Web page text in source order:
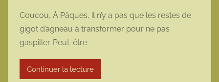
r
m
r
Coucou, À Pâques, il n’y a pas que les restes de
gigot d’agneau à transformer pour ne pas
gaspiller. Peut-être
Continuer la lecture